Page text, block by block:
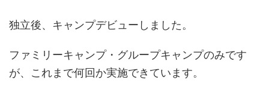
独立後、キャンプデビューしました。
ファミリーキャンプ・グループキャンプのみです
が、これまで何回か実施できています。